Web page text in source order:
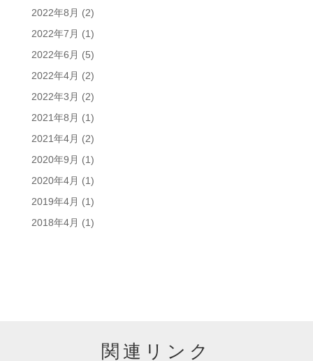
2022年8月 (2)
2022年7月 (1)
2022年6月 (5)
2022年4月 (2)
2022年3月 (2)
2021年8月 (1)
2021年4月 (2)
2020年9月 (1)
2020年4月 (1)
2019年4月 (1)
2018年4月 (1)
関連リンク